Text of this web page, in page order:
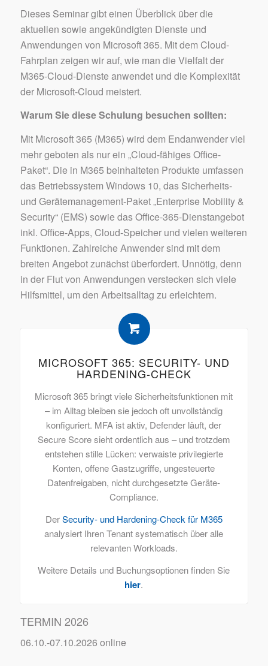
Dieses Seminar gibt einen Überblick über die
aktuellen sowie angekündigten Dienste und
Anwendungen von Microsoft 365. Mit dem Cloud-
Fahrplan zeigen wir auf, wie man die Vielfalt der
M365-Cloud-Dienste anwendet und die Komplexität
der Microsoft-Cloud meistert.
Warum Sie diese Schulung besuchen sollten:
Mit Microsoft 365 (M365) wird dem Endanwender viel
mehr geboten als nur ein „Cloud-fähiges Office-
Paket“. Die in M365 beinhalteten Produkte umfassen
das Betriebssystem Windows 10, das Sicherheits-
und Gerätemanagement-Paket „Enterprise Mobility &
Security“ (EMS) sowie das Office-365-Dienstangebot
inkl. Office-Apps, Cloud-Speicher und vielen weiteren
Funktionen. Zahlreiche Anwender sind mit dem
breiten Angebot zunächst überfordert. Unnötig, denn
in der Flut von Anwendungen verstecken sich viele
Hilfsmittel, um den Arbeitsalltag zu erleichtern.
MICROSOFT 365: SECURITY- UND
HARDENING-CHECK
Microsoft 365 bringt viele Sicherheitsfunktionen mit
– im Alltag bleiben sie jedoch oft unvollständig
konfiguriert. MFA ist aktiv, Defender läuft, der
Secure Score sieht ordentlich aus – und trotzdem
entstehen stille Lücken: verwaiste privilegierte
Konten, offene Gastzugriffe, ungesteuerte
Datenfreigaben, nicht durchgesetzte Geräte-
Compliance.
DerSecurity- und Hardening-Check für M365
analysiert Ihren Tenant systematisch über alle
relevanten Workloads.
Weitere Details und Buchungsoptionen finden Sie
hier.
TERMIN 2026
06.10.-07.10.2026 online